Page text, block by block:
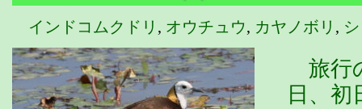
インドコムクドリ , オウチュウ, カヤノボリ ,
旅行
日、